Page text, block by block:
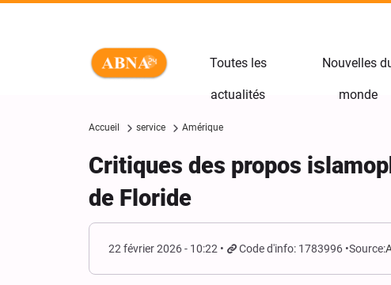
Toutes les
actualités
Nouvelles
monde
Accueil service Amérique
Critiques des propos
de Floride
22 février 2026 - 10:22 Code d'info: 1783996 Source: